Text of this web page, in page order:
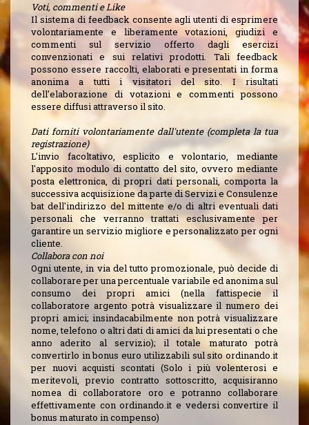
Voti, commenti e Like
Il sistema di feedback consente agli utenti di esprimere
volontariamente e liberamente votazioni, giudizi e
commenti sul servizio offerto dagli esercizi
convenzionati e sui relativi prodotti. Tali feedback
possono essere raccolti, elaborati e presentati in forma
anonima a tutti i visitatori del sito. I risultati
dell'elaborazione di votazioni e commenti possono
essere diffusi attraverso il sito.
Dati forniti volontariamente dall'utente (completa la tua
registrazione)
L'invio facoltativo, esplicito e volontario, mediante
l'apposito modulo di contatto del sito, ovvero mediante
posta elettronica, di propri dati personali, comporta la
successiva acquisizione da parte di Servizi e Consulenze
bat dell'indirizzo del mittente e/o di altri eventuali dati
personali che verranno trattati esclusivamente per
garantire un servizio migliore e personalizzato per ogni
cliente.
Collabora con noi
Ogni utente, in via del tutto promozionale, può decide di
collaborare per una percentuale variabile ed anonima sul
consumo dei propri amici (nella fattispecie il
collaboratore argento potrà visualizzare il numero dei
propri amici; insindacabilmente non potrà visualizzare
nome, telefono o altri dati di amici da lui presentati o che
anno aderito al servizio); il totale maturato potrà
convertirlo in bonus euro utilizzabili sul sito ordinando.it
per nuovi acquisti scontati (Solo i più volenterosi e
meritevoli, previo contratto sottoscritto, acquisiranno
nomea di collaboratore oro e potranno collaborare
effettivamente con ordinando.it e vedersi convertire il
bonus maturato in compenso)